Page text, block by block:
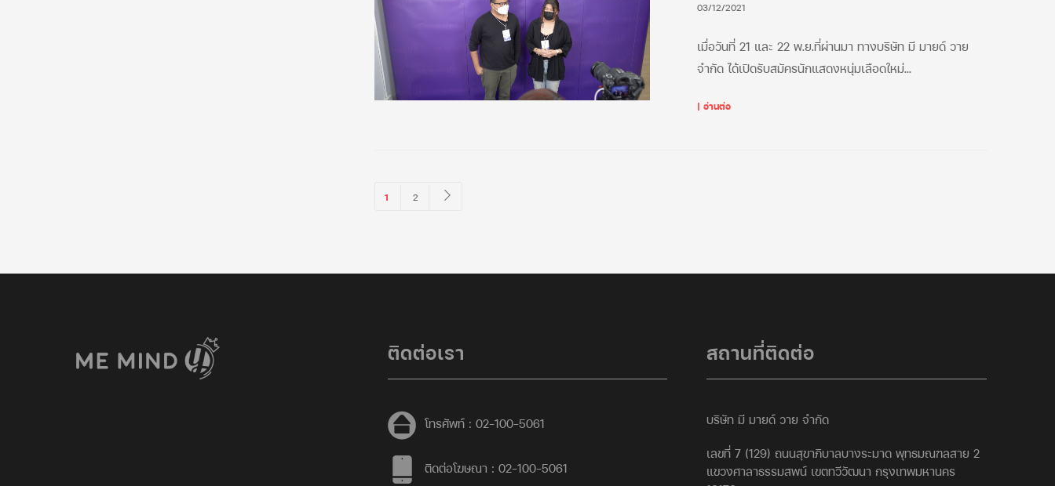
03/12/2021
เมื่อวันที่ 21 และ 22 พ.ย.ที่ผ่านมา ทางบริษัท มี มายด์ วาย
จำกัด ได้เปิดรับสมัครนักแสดงหนุ่มเลือดใหม่…
1 2
ติดต่อเรา
โทรศัพท์ : 02-100-5061
ติดต่อโฆษณา : 02-100-5061
สถานที่ติดต่อ
บริษัท มี มายด์ วาย จำกัด
เลขที่ 7 (129) ถนนสุขาภิบาลบางระมาด พุทธมณฑลสาย 2
แขวงศาลาธรรมสพน์ เขตทวีวัฒนา กรุงเทพมหานคร